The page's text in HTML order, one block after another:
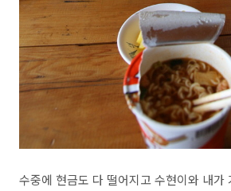
수중에 현금도 다 떨어지고 수현이와 내가